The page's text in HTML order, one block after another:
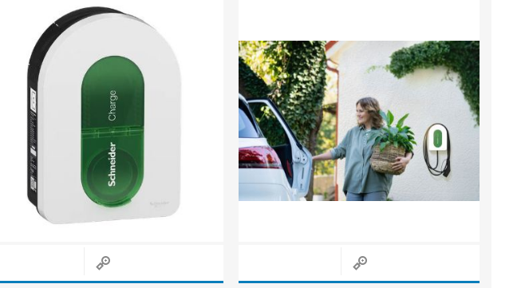
IP44
IP55, IP65, IP67
Siinid ja valgustid